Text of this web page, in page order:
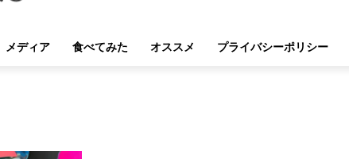
メディア 食べてみた オススメ プライバシーポリシー